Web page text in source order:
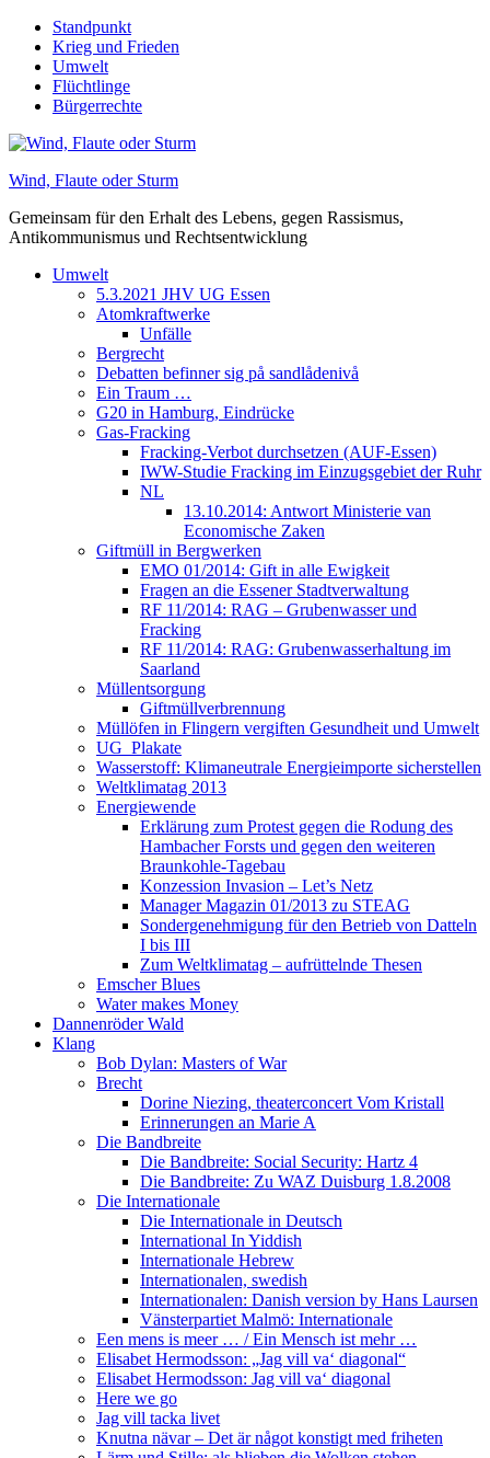
Skip
content
Standpunkt
Krieg und Frieden
Umwelt
Flüchtlinge
Bürgerrechte
Wind, Flaute oder Sturm
Gemeinsam für den Erhalt des Lebens, gegen Rassismus,
Antikommunismus und Rechtsentwicklung
Umwelt
5.3.2021 JHV UG Essen
Atomkraftwerke
Unfälle
Bergrecht
Debatten befinner sig på sandlådenivå
Ein Traum …
G20 in Hamburg, Eindrücke
Gas-Fracking
Fracking-Verbot durchsetzen (AUF-Essen)
IWW-Studie Fracking im Einzugsgebiet der Ruhr
NL
13.10.2014: Antwort Ministerie van
Economische Zaken
Giftmüll in Bergwerken
EMO 01/2014: Gift in alle Ewigkeit
Fragen an die Essener Stadtverwaltung
RF 11/2014: RAG – Grubenwasser und
Fracking
RF 11/2014: RAG: Grubenwasserhaltung im
Saarland
Müllentsorgung
Giftmüllverbrennung
Müllöfen in Flingern vergiften Gesundheit und Umwelt
UG_Plakate
Wasserstoff: Klimaneutrale Energieimporte sicherstellen
Weltklimatag 2013
Energiewende
Erklärung zum Protest gegen die Rodung des
Hambacher Forsts und gegen den weiteren
Braunkohle-Tagebau
Konzession Invasion – Let’s Netz
Manager Magazin 01/2013 zu STEAG
Sondergenehmigung für den Betrieb von Datteln
I bis III
Zum Weltklimatag – aufrüttelnde Thesen
Emscher Blues
Water makes Money
Dannenröder Wald
Klang
Bob Dylan: Masters of War
Brecht
Dorine Niezing, theaterconcert Vom Kristall
Erinnerungen an Marie A
Die Bandbreite
Die Bandbreite: Social Security: Hartz 4
Die Bandbreite: Zu WAZ Duisburg 1.8.2008
Die Internationale
Die Internationale in Deutsch
International In Yiddish
Internationale Hebrew
Internationalen, swedish
Internationalen: Danish version by Hans Laursen
Vänsterpartiet Malmö: Internationale
Een mens is meer … / Ein Mensch ist mehr …
Elisabet Hermodsson: „Jag vill va‘ diagonal“
Elisabet Hermodsson: Jag vill va‘ diagonal
Here we go
Jag vill tacka livet
Knutna nävar – Det är något konstigt med friheten